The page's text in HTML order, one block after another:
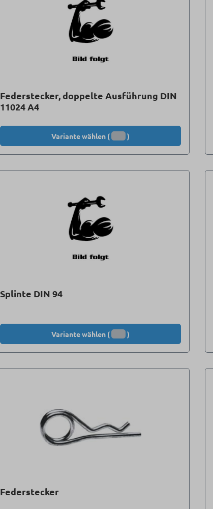
Federstecker, doppelte Ausführung DIN
11024 A4
Variante wählen ( )
Splinte DIN 94
Variante wählen ( )
Federstecker